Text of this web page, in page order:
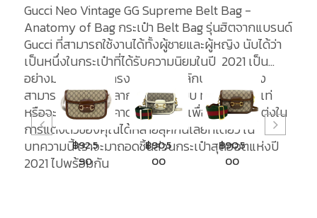
Gucci Neo Vintage GG Supreme Belt Bag -
Anatomy of Bag กระเป๋า Belt Bag รุ่นฮิตจากแบรนด์
Gucci ที่สามารถใช้งานได้ทั้งผู้ชายและผู้หญิง นับได้ว่า
เป็นหนึ่งในกระเป๋าที่ได้รับความนิยมในปี 2021 เป็น
อย่างมาก ด้วยรูปทรงอันเป็นเอกลักษณ์ อีกทั้งยัง
สามารถใช้งานได้หลากหลายรูปแบบ ทั้งคาดเอวก็เท่
หรือจะสะพายแบบคาดอกก็เหมาะ เพื่อเสริมเติมแต่งใน
การแต่งตัวของคุณได้หลายลุคกันเลยทีเดียว ใน
บทความนี้ เราจะมาถอดชิ้นส่วนกระเป๋าสุดฮอตแห่งปี
98,9
฿92,5
90
฿90,5
00
฿90,5
00